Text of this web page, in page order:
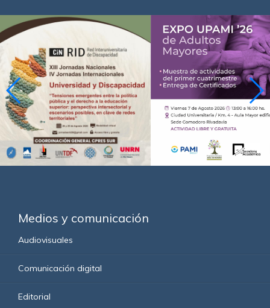
Medios y comunicación
Audiovisuales
Comunicación digital
Editorial